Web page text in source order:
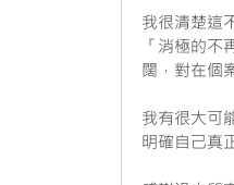
我很清楚這
「消極的
闊，對在個
我有很大可
明確自己真